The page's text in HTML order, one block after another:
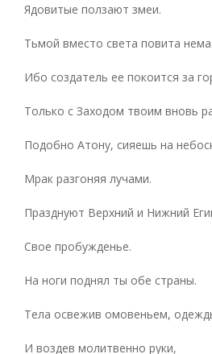
Ядовитые ползают змеи.
Тьмой вместо света повита
Ибо создатель ее покоится за
Только с Заходом твоим вновь
Подобно Атону, сияешь на
Мрак разгоняя лучами.
Празднуют Верхний и Нижний
Свое пробужденье.
На ноги поднял ты обе страны.
Тела освежив омовеньем,
И воздев молитвенно руки,